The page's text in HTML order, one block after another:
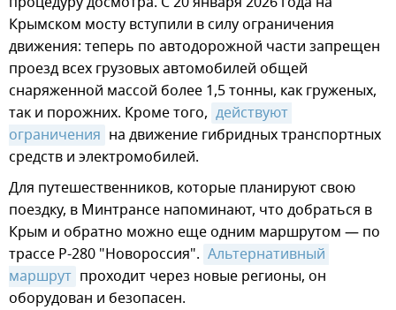
Крымском мосту вступили в силу ограничения
движения: теперь по автодорожной части запрещен
проезд всех грузовых автомобилей общей
снаряженной массой более 1,5 тонны, как груженых,
так и порожних. Кроме того, действуют
ограничения на движение гибридных транспортных
средств и электромобилей.
Для путешественников, которые планируют свою
поездку, в Минтрансе напоминают, что добраться в
Крым и обратно можно еще одним маршрутом — по
трассе Р-280 "Новороссия". Альтернативный
маршрут проходит через новые регионы, он
оборудован и безопасен.